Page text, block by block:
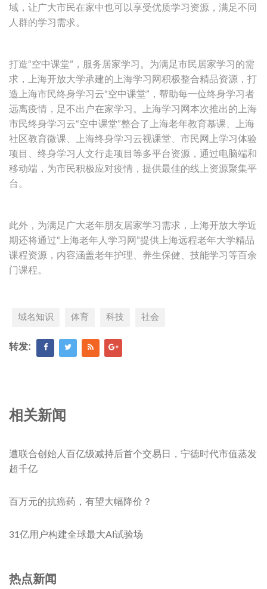
域，让广大市民在家中也可以享受优质学习资源，满足不同
人群的学习需求。
打造“空中课堂”，服务居家学习。为满足市民居家学习的需
求，上海开放大学承建的上海学习网积极整合精品资源，打
造上海市民终身学习云“空中课堂”，帮助每一位终身学习者
远离疫情，足不出户在家学习。上海学习网本次推出的上海
市民终身学习云“空中课堂”整合了上海老年教育慕课、上海
社区教育微课、上海终身学习云视课堂、市民网上学习体验
项目、终身学习人文行走项目等多平台资源，通过电脑端和
移动端，为市民积极应对疫情，提供最佳的线上资源聚集平
台。
此外，为满足广大老年朋友居家学习需求，上海开放大学近
期还将通过“上海老年人学习网”提供上海远程老年大学精品
课程资源，内容涵盖老年护理、养生保健、技能学习等百余
门课程。
域名知识 体育 科技 社会
转发:
相关新闻
遭联合创始人百亿级减持后首个交易日，宁德时代市值蒸发
超千亿
百万元的抗癌药，有望大幅降价？
31亿用户构建全球最大AI试验场
热点新闻